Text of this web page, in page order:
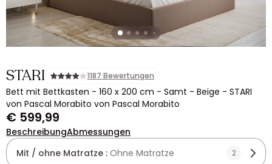
STARI 1187 Bewertungen
Bett mit Bettkasten - 160 x 200 cm - Samt - Beige - STARI
von Pascal Morabito von Pascal Morabito
€ 599,99
BeschreibungAbmessungen
Mit / ohne Matratze : Ohne Matratze 2